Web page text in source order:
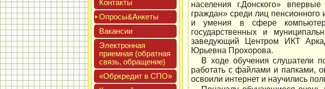
Кон­такты
Опро­сы&Анке­ты
Вакан­сии
Элек­трон­ная
при­ем­ная (об­ратная
связь, об­ра­щение)
«Обркре­дит в СПО»
населения г.Донского»
граждан» среди лиц
и умения в сфере
государственных и
заведующий Центром ИКТ
Юрьевна Прохорова.
В ходе обучения слушатели
работать с файлами и папками,
освоили интернет и научились